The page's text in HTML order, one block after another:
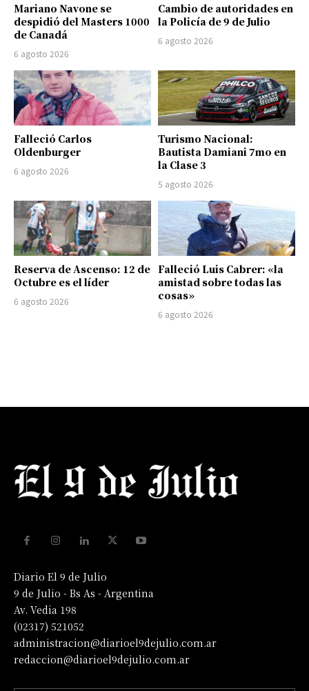
Mariano Navone se
despidió del Masters 1000
de Canadá
6 agosto 2026
Cambio de autoridades en
la Policía de 9 de Julio
6 agosto 2026
Falleció Carlos
Oldenburger
6 agosto 2026
Turismo Nacional:
Bautista Damiani 7mo en
la Clase 3
5 agosto 2026
Reserva de Ascenso: 12 de
Octubre es el líder
6 agosto 2026
Falleció Luis Cabrer: «la
amistad sobre todas las
cosas»
6 agosto 2026
Diario El 9 de Julio
9 de Julio - Bs As - Argentina
Av. Vedia 198
(02317) 521052
administracion@diarioel9dejulio.com.ar
redaccion@diarioel9dejulio.com.ar